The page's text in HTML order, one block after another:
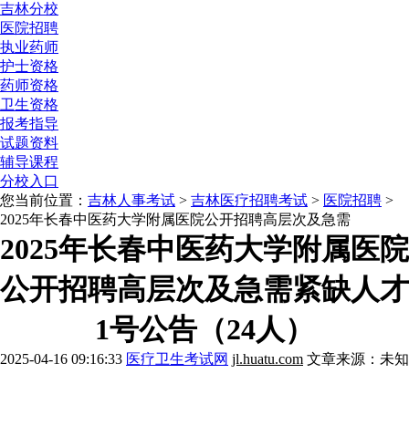
吉林分校
医院招聘
执业药师
护士资格
药师资格
卫生资格
报考指导
试题资料
辅导课程
分校入口
您当前位置： 吉林人事考试 > 吉林医疗招聘考试 > 医院招聘 >
2025年长春中医药大学附属医院公开招聘高层次及急需
2025年长春中医药大学附属医院
公开招聘高层次及急需紧缺人才
1号公告（24人）
2025-04-16 09:16:33 医疗卫生考试网 jl.huatu.com 文章来源：未知